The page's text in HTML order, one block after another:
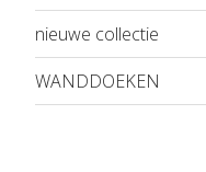
nieuwe collectie
WANDDOEKEN